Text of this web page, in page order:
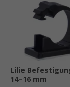
Lilie
14–16 mm